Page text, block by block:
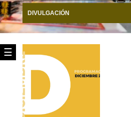
☰
DIVULGACIÓN